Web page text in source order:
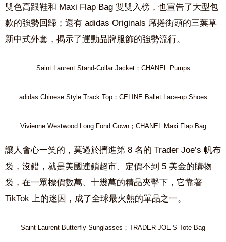
雙色高跟鞋和 Maxi Flap Bag 雙雙入榜，也宣告了大型包
款的強勢回歸；還有 adidas Originals 席捲街頭的三葉草
新中式外套，揭示了運動品牌服飾的強勢流行。
Saint Laurent Stand-Collar Jacket；CHANEL Pumps
adidas Chinese Style Track Top；CELINE Ballet Lace-up Shoes
Vivienne Westwood Long Fond Gown；CHANEL Maxi Flap Bag
讓人會心一笑的，莫過於擠進第 8 名的 Trader Joe’s 帆布
袋，沒錯，就是美國連鎖超市、定價不到 5 美金的購物
袋，在一眾標價數萬、十幾萬的精品夾擊下，它靠著
TikTok 上的迷因，成了全球最火熱的單品之一。
Saint Laurent Butterfly Sunglasses；TRADER JOE’S Tote Bag